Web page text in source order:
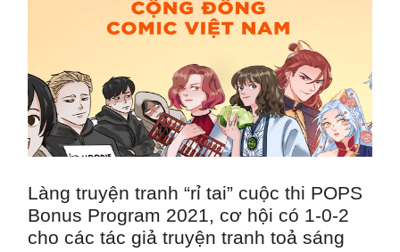
Làng truyện tranh “rỉ tai” cuộc thi POPS
Bonus Program 2021, cơ hội có 1-0-2
cho các tác giả truyện tranh toả sáng